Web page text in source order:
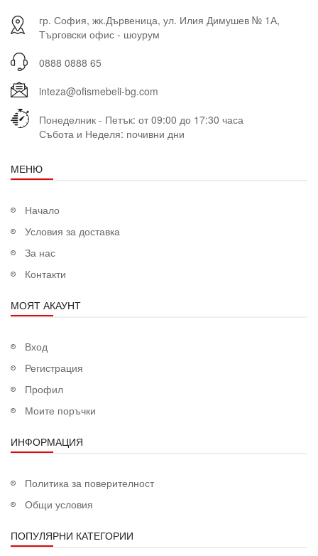
гр. София, жк.Дървеница, ул. Илия Димушев № 1А,
Търговски офис - шоурум
0888 0888 65
inteza@ofismebeli-bg.com
Понеделник - Петък: от 09:00 до 17:30 часа
Събота и Неделя: почивни дни
МЕНЮ
Начало
Условия за доставка
За нас
Контакти
МОЯТ АКАУНТ
Вход
Регистрация
Профил
Моите поръчки
ИНФОРМАЦИЯ
Политика за поверителност
Общи условия
ПОПУЛЯРНИ КАТЕГОРИИ